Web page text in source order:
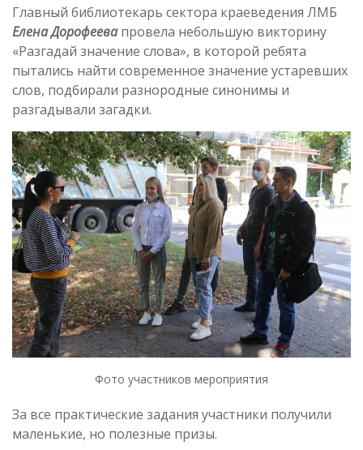
Главный библиотекарь сектора краеведения ЛМБ
Елена Дорофеевапровела небольшую викторину
«Разгадай значение слова», в которой ребята
пытались найти современное значение устаревших
слов, подбирали разнородные синонимы и
разгадывали загадки.
Фото участников мероприятия
За все практические задания участники получили
маленькие, но полезные призы.